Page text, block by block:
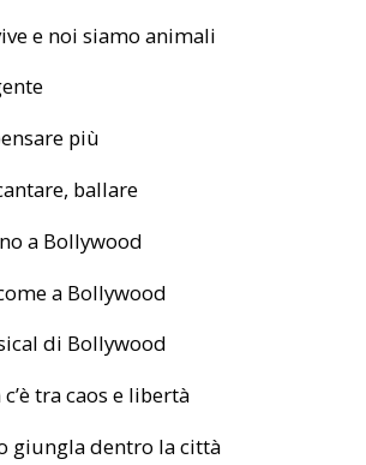
e noi siamo animali
più
ballare
a Bollywood
a Bollywood
di Bollywood
tra caos e libertà
giungla dentro la città